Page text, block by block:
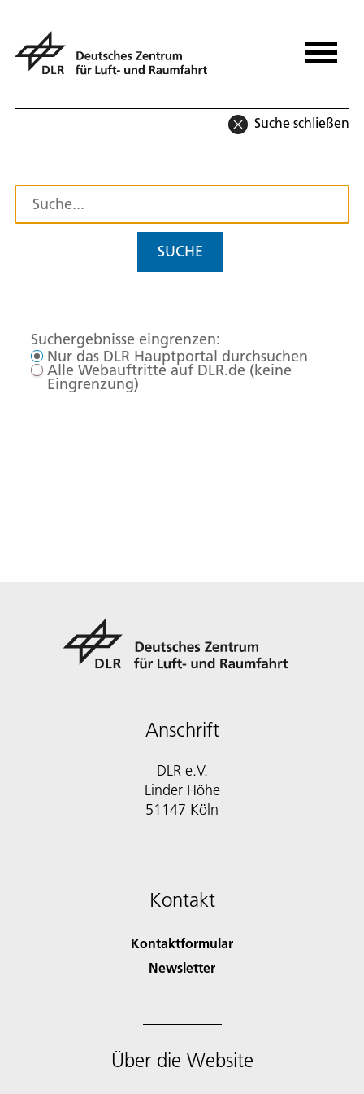
Suche schließen
SUCHE
Suchergebnisse eingrenzen:
Nur das DLR Hauptportal durchsuchen
Alle Webauftritte auf DLR.de (keine
Eingrenzung)
Anschrift
DLR e.V.
Linder Höhe
51147 Köln
Kontakt
Kontaktformular
Newsletter
Über die Website